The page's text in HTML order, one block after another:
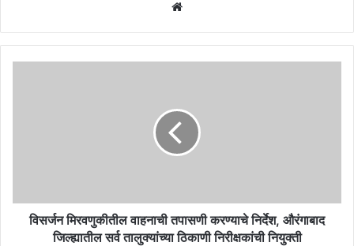
सर्व
तालुक्यांच्या
विसर्जन मिरवणुकीतील वाहनाची तपासणी करण्याचे निर्देश, औरंगाबाद
जिल्ह्यातील सर्व तालुक्यांच्या ठिकाणी निरीक्षकांची नियुक्ती